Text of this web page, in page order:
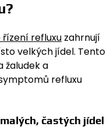
řízení refluxu zahrnují
velkých jídel. Tento
žaludek a
refluxu
častých jídel